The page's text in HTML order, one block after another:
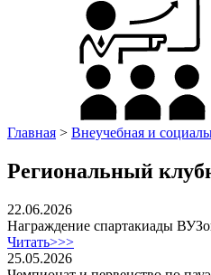
Главная > Внеучебная и
Региональный
22.06.2026
Награждение спартакиады
Читать>>>
25.05.2026